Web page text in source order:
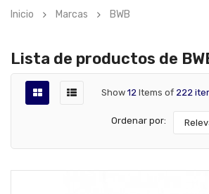
Inicio Marcas BWB
Lista de productos de
Show 12 Items of 222
Ordenar por: